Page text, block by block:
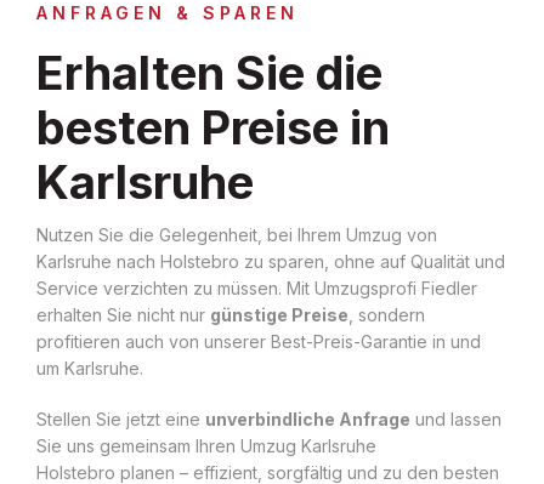
ANFRAGEN & SPAREN
Erhalten Sie die
besten Preise in
Karlsruhe
Nutzen Sie die Gelegenheit, bei Ihrem Umzug von
Karlsruhe nach Holstebro zu sparen, ohne auf Qualität und
Service verzichten zu müssen. Mit Umzugsprofi Fiedler
erhalten Sie nicht nur günstige Preise , sondern
profitieren auch von unserer Best-Preis-Garantie in und
um Karlsruhe.
Stellen Sie jetzt eine unverbindliche Anfrage und lassen
Sie uns gemeinsam Ihren Umzug Karlsruhe
Holstebro planen – effizient, sorgfältig und zu den besten